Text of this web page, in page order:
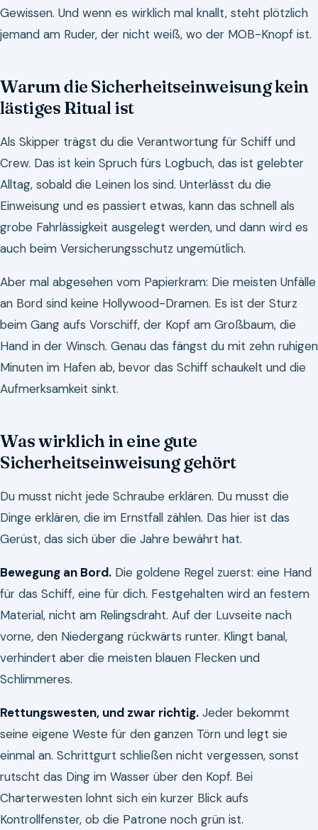
Gewissen. Und wenn es wirklich mal knallt, steht plötzlich
jemand am Ruder, der nicht weiß, wo der MOB-Knopf ist.
Warum die Sicherheitseinweisung kein
lästiges Ritual ist
Als Skipper trägst du die Verantwortung für Schiff und
Crew. Das ist kein Spruch fürs Logbuch, das ist gelebter
Alltag, sobald die Leinen los sind. Unterlässt du die
Einweisung und es passiert etwas, kann das schnell als
grobe Fahrlässigkeit ausgelegt werden, und dann wird es
auch beim Versicherungsschutz ungemütlich.
Aber mal abgesehen vom Papierkram: Die meisten Unfälle
an Bord sind keine Hollywood-Dramen. Es ist der Sturz
beim Gang aufs Vorschiff, der Kopf am Großbaum, die
Hand in der Winsch. Genau das fängst du mit zehn ruhigen
Minuten im Hafen ab, bevor das Schiff schaukelt und die
Aufmerksamkeit sinkt.
Was wirklich in eine gute
Sicherheitseinweisung gehört
Du musst nicht jede Schraube erklären. Du musst die
Dinge erklären, die im Ernstfall zählen. Das hier ist das
Gerüst, das sich über die Jahre bewährt hat.
Bewegung an Bord. Die goldene Regel zuerst: eine Hand
für das Schiff, eine für dich. Festgehalten wird an festem
Material, nicht am Relingsdraht. Auf der Luvseite nach
vorne, den Niedergang rückwärts runter. Klingt banal,
verhindert aber die meisten blauen Flecken und
Schlimmeres.
Rettungswesten, und zwar richtig. Jeder bekommt
seine eigene Weste für den ganzen Törn und legt sie
einmal an. Schrittgurt schließen nicht vergessen, sonst
rutscht das Ding im Wasser über den Kopf. Bei
Charterwesten lohnt sich ein kurzer Blick aufs
Kontrollfenster, ob die Patrone noch grün ist.